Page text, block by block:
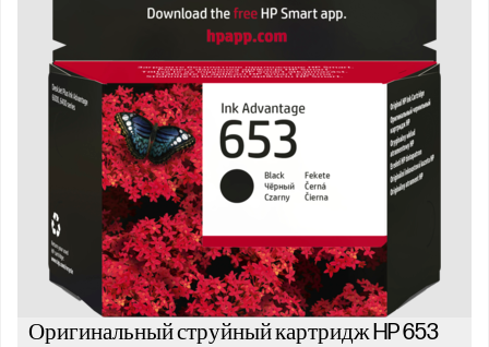
Оригинальный струйный картридж HP 653